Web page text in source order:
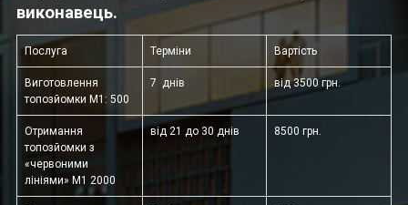
виконавець.
Послуга Терміни Вартість
Виготовлення
топозйомки М1: 500
7 днів від 3500 грн.
Отримання
топозйомки з
«червоними
лініями» М1 2000
від 21 до 30 днів 8500 грн.